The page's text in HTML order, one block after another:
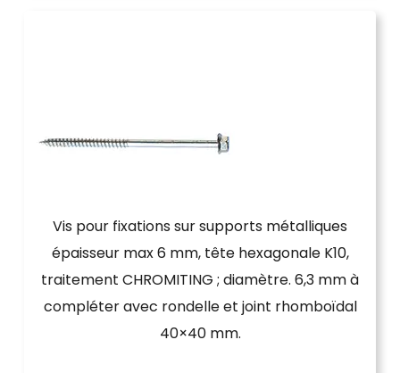
Vis pour fixations sur supports métalliques
épaisseur max 6 mm, tête hexagonale K10,
traitement CHROMITING ; diamètre. 6,3 mm à
compléter avec rondelle et joint rhomboïdal
40×40 mm.